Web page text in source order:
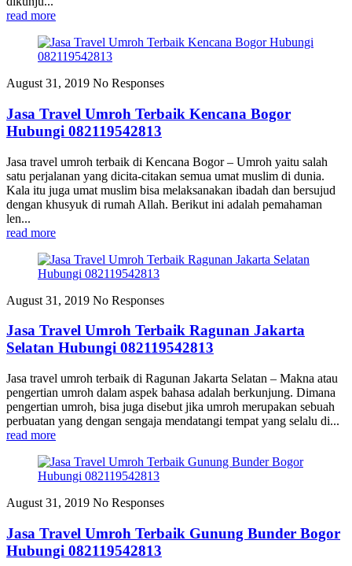
read more
August 31, 2019 No Responses
Jasa Travel Umroh Terbaik Kencana Bogor
Hubungi 082119542813
Jasa travel umroh terbaik di Kencana Bogor – Umroh yaitu salah
satu perjalanan yang dicita-citakan semua umat muslim di dunia.
Kala itu juga umat muslim bisa melaksanakan ibadah dan bersujud
dengan khusyuk di rumah Allah. Berikut ini adalah pemahaman
len...
read more
August 31, 2019 No Responses
Jasa Travel Umroh Terbaik Ragunan Jakarta
Selatan Hubungi 082119542813
Jasa travel umroh terbaik di Ragunan Jakarta Selatan – Makna atau
pengertian umroh dalam aspek bahasa adalah berkunjung. Dimana
pengertian umroh, bisa juga disebut jika umroh merupakan sebuah
perbuatan yang dengan sengaja mendatangi tempat yang selalu di...
read more
August 31, 2019 No Responses
Jasa Travel Umroh Terbaik Gunung Bunder Bogor
Hubungi 082119542813